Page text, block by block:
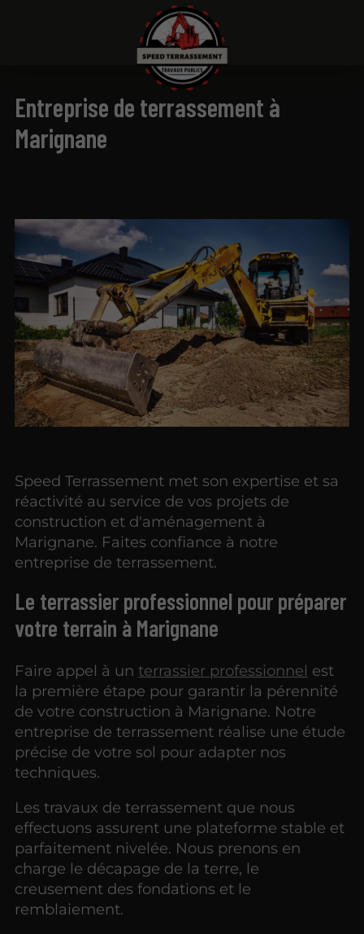
Entreprise de terrassement à
Marignane
Speed Terrassement met son expertise et sa
réactivité au service de vos projets de
construction et d'aménagement à
Marignane. Faites confiance à notre
entreprise de terrassement.
Le terrassier professionnel pour préparer
votre terrain à Marignane
Faire appel à unterrassier professionnel est
la première étape pour garantir la pérennité
de votre construction à Marignane. Notre
entreprise de terrassement réalise une étude
précise de votre sol pour adapter nos
techniques.
Les travaux de terrassement que nous
effectuons assurent une plateforme stable et
parfaitement nivelée. Nous prenons en
charge le décapage de la terre, le
creusement des fondations et le
remblaiement.